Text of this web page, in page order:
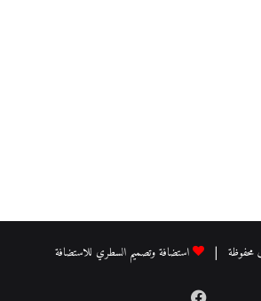
استضافة وتصميم السطري للاستضافة